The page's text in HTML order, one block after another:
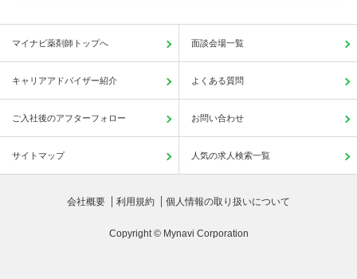
マイナビ薬剤師トップへ 面談会場一覧
キャリアアドバイザー紹介 よくある質問
ご入社後のアフターフォロー お問い合わせ
サイトマップ 人気の求人検索一覧
会社概要 利用規約 個人情報の取り扱いについて
Copyright © Mynavi Corporation